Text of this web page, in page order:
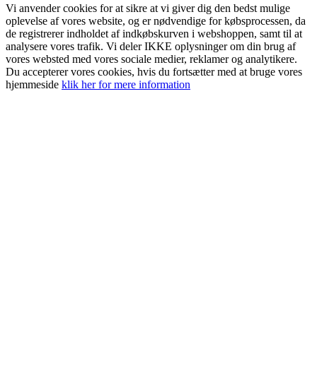
Vi anvender cookies for at sikre at vi giver dig den bedst mulige
oplevelse af vores website, og er nødvendige for købsprocessen, da
de registrerer indholdet af indkøbskurven i webshoppen, samt til at
analysere vores trafik. Vi deler IKKE oplysninger om din brug af
vores websted med vores sociale medier, reklamer og analytikere.
Du accepterer vores cookies, hvis du fortsætter med at bruge vores
hjemmeside klik her for mere information